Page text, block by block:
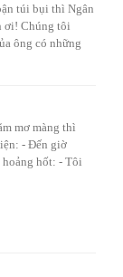
túi bụi thì Ngân
ơi! Chúng tôi
ông có những
mơ màng thì
- Đến giờ
hốt: - Tôi